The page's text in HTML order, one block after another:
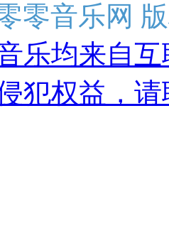
零音乐网
乐均来自
犯权益，